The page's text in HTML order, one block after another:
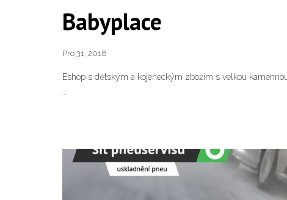
Babyplace
Pro 31, 2018
Eshop s dětským a kojeneckým zbožím s velkou